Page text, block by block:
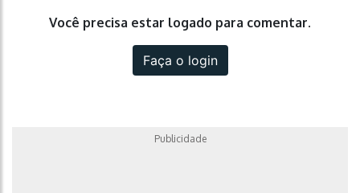
Você precisa estar logado para comentar.
Faça o login
Publicidade